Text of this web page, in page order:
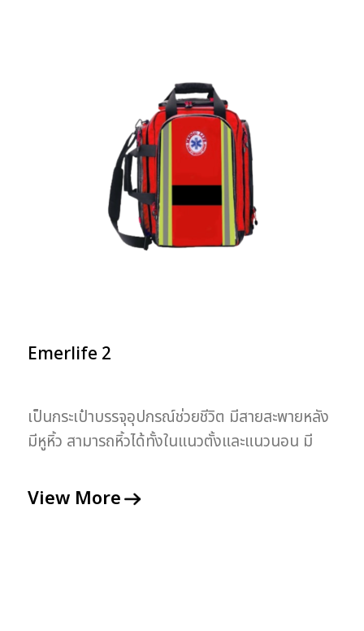
Emerlife 2
เป็นกระเป๋าบรรจุอุปกรณ์ช่วยชีวิต มีสายสะพายหลัง
มีหูหิ้ว สามารถหิ้วได้ทั้งในแนวตั้งและแนวนอน มี
เคลื่อนย้าย
View More